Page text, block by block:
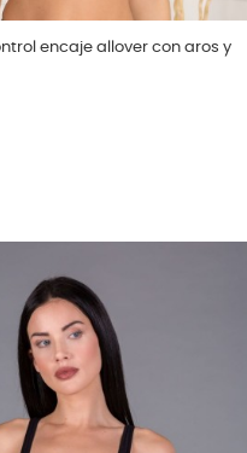
encaje allover con aros y